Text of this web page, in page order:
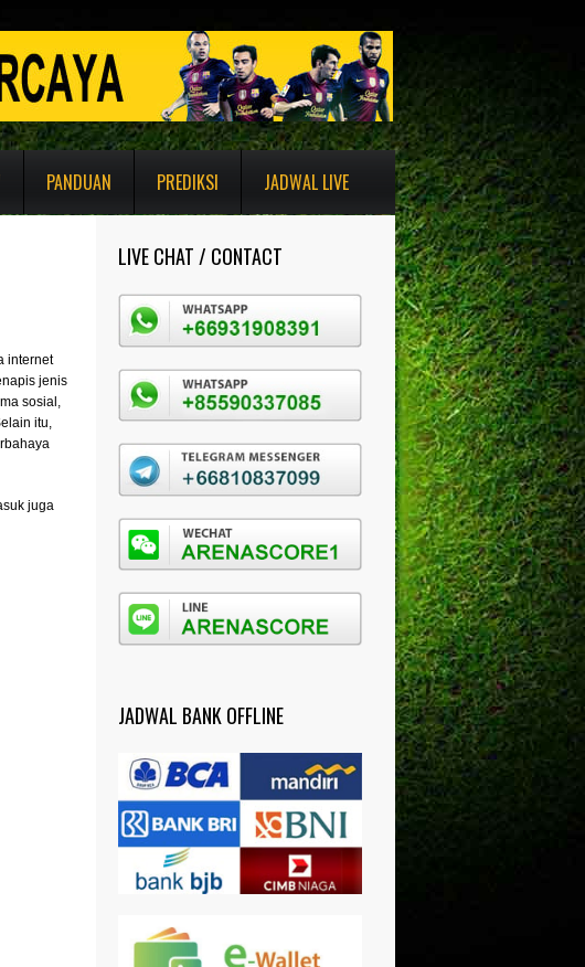
PANDUAN PREDIKSI JADWAL LIVE
internet
jenis
sosial,
itu,
juga
LIVE CHAT / CONTACT
JADWAL BANK OFFLINE